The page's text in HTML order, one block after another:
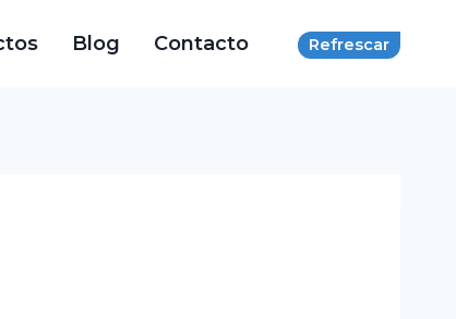
Blog Contacto Refrescar